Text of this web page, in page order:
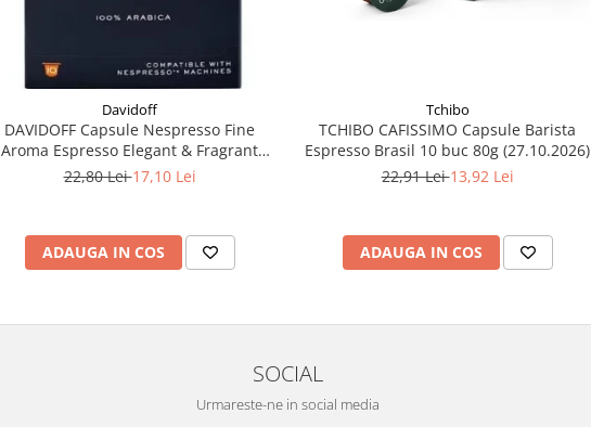
Davidoff
DAVIDOFF Capsule Nespresso Fine
Aroma Espresso Elegant & Fragrant
10x5.5g
22,80 Lei17,10 Lei
ADAUGA IN COS
Tchibo
TCHIBO CAFISSIMO Capsule Barista
Espresso Brasil 10 buc 80g (27.10.2026)
22,91 Lei13,92 Lei
ADAUGA IN COS
SOCIAL
Urmareste-ne in social media